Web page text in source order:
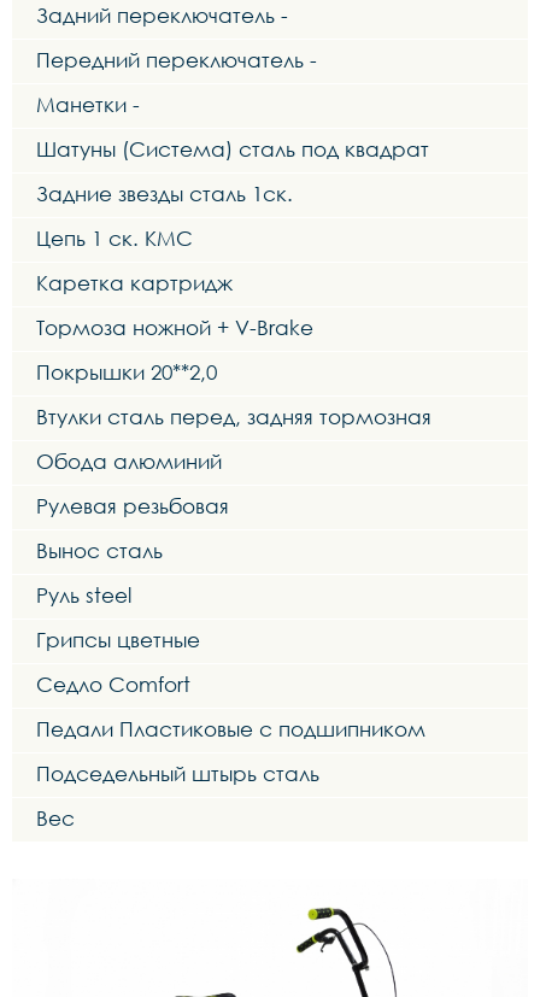
Задний переключатель -
Передний переключатель -
Манетки -
Шатуны (Система) сталь под квадрат
Задние звезды сталь 1ск.
Цепь 1 ск. KMC
Каретка картридж
Тормоза ножной + V-Brake
Покрышки 20**2,0
Втулки сталь перед, задняя тормозная
Обода алюминий
Рулевая резьбовая
Вынос сталь
Руль steel
Грипсы цветные
Седло Comfort
Педали Пластиковые с подшипником
Подседельный штырь сталь
Вес